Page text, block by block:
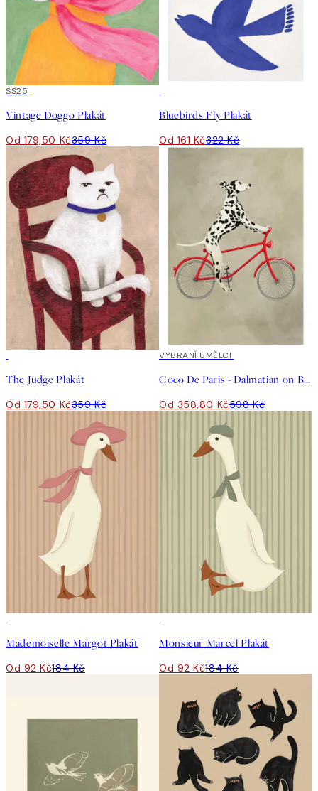
50%*
SS25
Vintage Doggo Plakát
Od 179,50 Kč359 Kč
Bluebirds Fly Plakát
Od 161 Kč322 Kč
The Judge Plakát
Od 179,50 Kč359 Kč
40%*
VYBRANÍ UMĚLCI
Coco De Paris - Dalmatian on Bicycle Plakát
Od 358,80 Kč598 Kč
Mademoiselle Margot Plakát
Od 92 Kč184 Kč
Monsieur Marcel Plakát
Od 92 Kč184 Kč